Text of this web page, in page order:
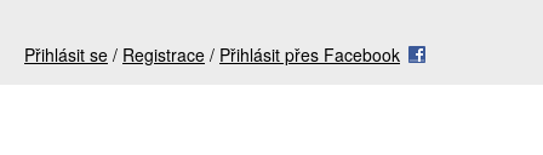
Přihlásit se / Registrace / Přihlásit přes Facebook